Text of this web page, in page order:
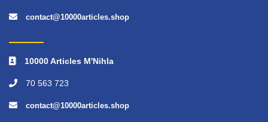
contact@10000articles.shop
10000 Articles M'Nihla
70 563 723
contact@10000articles.shop